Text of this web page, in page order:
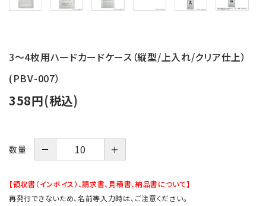
ご利用ガイド
お問い合わせ
3～4枚用ハードカードケース（縦型/上入れ/クリア仕上）
(PBV-007）
358円(税込)
数量 － ＋
【領収書（インボイス）、請求書、見積書、納品書について】
再発行できないため、名前等入力時は、ご注意ください。